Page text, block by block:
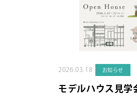
2026.03.18 お知らせ
モデルハウス見学